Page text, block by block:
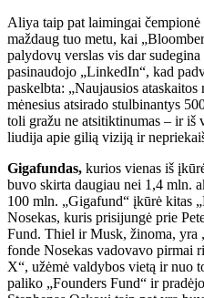
Aliya taip pat laimingai
maždaug tuo metu, kai
palydovų verslas vis dar
pasinaudojo „LinkedIn“, kad
paskelbta: „Naujausios
mėnesius atsirado stulbinantys
toli gražu ne atsitiktinumas – ir iš
liudija apie gilią viziją ir
Gigafundas, kurios vienas iš
buvo skirta daugiau nei 1,4 mln.
100 mln. „Gigafund“ įkūrė kitas
Nosekas, kuris prisijungė prie
Fund. Thiel ir Musk, žinoma, yra
fonde Nosekas vadovavo pirmai
X“, užėmė valdybos vietą ir nuo
paliko „Founders Fund“ ir